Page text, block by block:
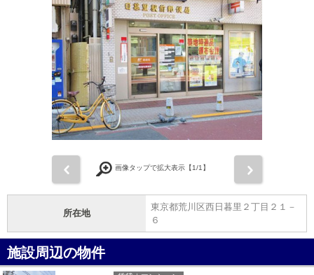
画像タップで拡大表示【1/1】
所在地
東京都荒川区西日暮里２丁目２１－
６
施設周辺の物件